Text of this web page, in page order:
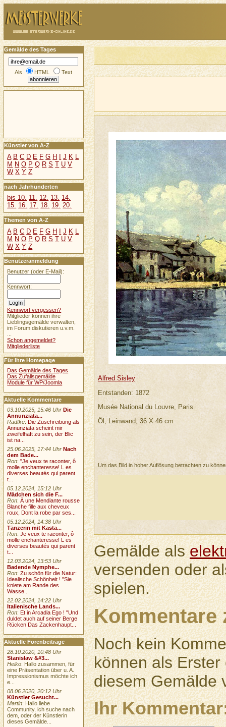
Alfred Sisley
Entstanden: 1872
Musée National du Louvre, Paris
Öl, Leinwand, 36 X 46 cm
Um das Bild in hoher Auflösung betrachten zu
Gemälde als
versenden oder
spielen.
Kommentare
Noch kein
können als
diesem Gemälde
Ihr
Gemälde des Tages
Als HTML Text
Künstler von A-Z
A B C D E F G H J K L
M N O P Q R S T U V
W X Y Z
nach Jahrhunderten
bis 10. 11. 12. 13. 14.
15. 16. 17. 18. 19. 20.
Themen von A-Z
A B C D E F G H I J K L
M N O P Q R S T U V
W X Y Z
Benutzeranmeldung
Benutzer (oder E-Mail):
Kennwort:
Kennwort vergessen?
Mitglieder können ihre
Lieblingsgemälde verwalten,
im Forum diskutieren u.v.m.
Schon angemeldet?
Mitgliederliste
Für Ihre Homepage
Das Gemälde des Tages
Das Zufallsgemälde
Module für WP/Joomla
Aktuelle Kommentare
03.10.2025, 15:46 Uhr Die
Annunziata...
Radtke: Die Zuschreibung als
Annunziata scheint mir
zweifelhaft zu sein, der Blic
ist na...
25.06.2025, 17:44 Uhr Nach
dem Bade...
Ron:"Je veux te raconter, ô
molle enchanteresse! L es
diverses beautés qui parent
t...
05.12.2024, 15:12 Uhr
Mädchen sich die F...
Ron:À une Mendiante rousse
Blanche fille aux cheveux
roux, Dont la robe par ses...
05.12.2024, 14:38 Uhr
Tänzerin mit Kasta...
Ron:Je veux te raconter, ô
molle enchanteresse! L es
diverses beautés qui parent
t...
12.03.2024, 13:53 Uhr
Badende Nymphe...
Ron:Zu schön für die Natur:
Idealische Schönheit ! "Sie
kniete am Rande des
Wasse...
22.02.2024, 14:22 Uhr
Italienische Lands...
Ron:Et in Arcadia Ego ! "Und
duldet auch auf seiner Berge
Rücken Das Zackenhaupt...
Aktuelle Forenbeiträge
28.10.2020, 10:48 Uhr
Stanisław &#3...
Heiko: Hallo zusammen, für
eine Präsentation über u. A.
Impressionismus möchte ich
e...
08.06.2020, 20:12 Uhr
Künstler Gesucht...
Martin: Hallo liebe
Community, ich suche nach
dem, oder der Künstlerin
dieses Gemälde...